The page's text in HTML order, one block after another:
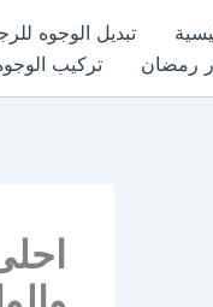
تبديل الوجوه
رمضان
تركيب